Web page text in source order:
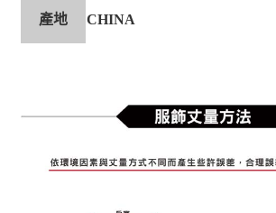
產地 CHINA